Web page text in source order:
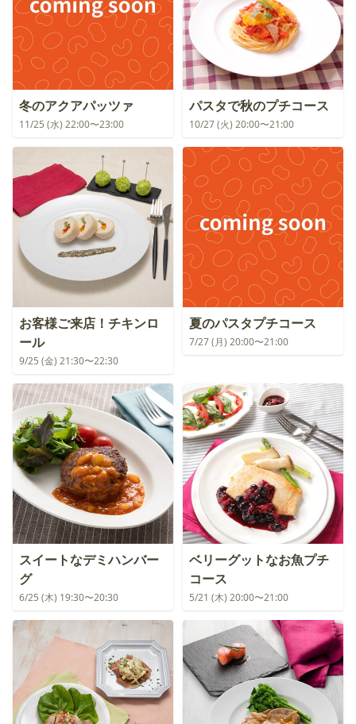
冬のアクアパッツァ
11/25 (水) 22:00〜23:00
パスタで秋のプチコース
10/27 (火) 20:00〜21:00
お客様ご来店！チキンロ
ール
9/25 (金) 21:30〜22:30
夏のパスタプチコース
7/27 (月) 20:00〜21:00
スイートなデミハンバー
グ
6/25 (木) 19:30〜20:30
ベリーグットなお魚プチ
コース
5/21 (木) 20:00〜21:00